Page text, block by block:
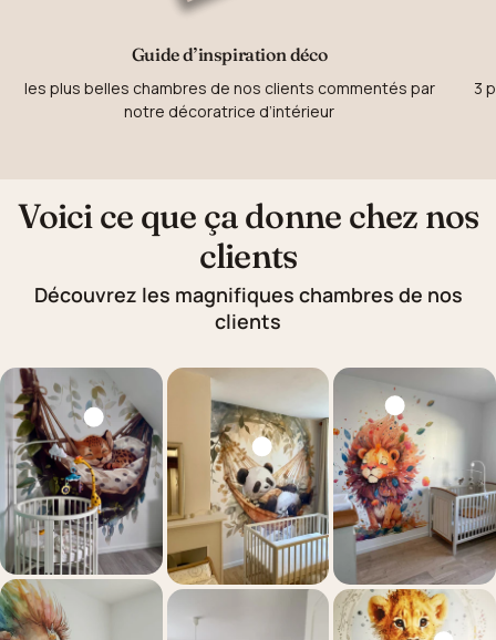
Guide d’inspiration déco
les plus belles chambres de nos clients commentés par
notre décoratrice d’intérieur
3
Voici ce que ça donne chez nos
clients
Découvrez les magnifiques chambres de nos
clients